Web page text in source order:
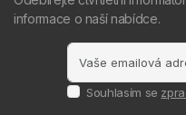
informace o naší nabídce.
Souhlasím se